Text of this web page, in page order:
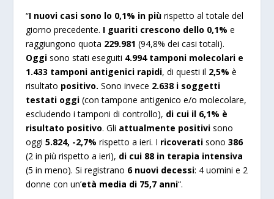
“I nuovi casi sono lo 0,1% in più rispetto al totale del
giorno precedente. I guariti crescono dello 0,1% e
raggiungono quota 229.981 (94,8% dei casi totali).
Oggi sono stati eseguiti 4.994 tamponi molecolari e
1.433 tamponi antigenici rapidi, di questi il 2,5% è
risultato positivo. Sono invece 2.638 i soggetti
testati oggi (con tampone antigenico e/o molecolare,
escludendo i tamponi di controllo), di cui il 6,1% è
risultato positivo. Gli attualmente positivi sono
oggi 5.824, -2,7% rispetto a ieri. I ricoverati sono386
(2 in più rispetto a ieri), di cui 88 in terapia intensiva
(5 in meno). Si registrano 6 nuovi decessi: 4 uomini e 2
donne con un’età media di 75,7 anni“.